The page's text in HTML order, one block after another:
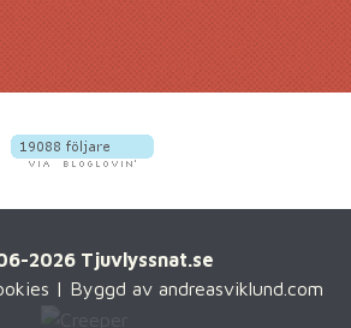
2026 Tjuvlyssnat.se
| Byggd av andreasviklund.com